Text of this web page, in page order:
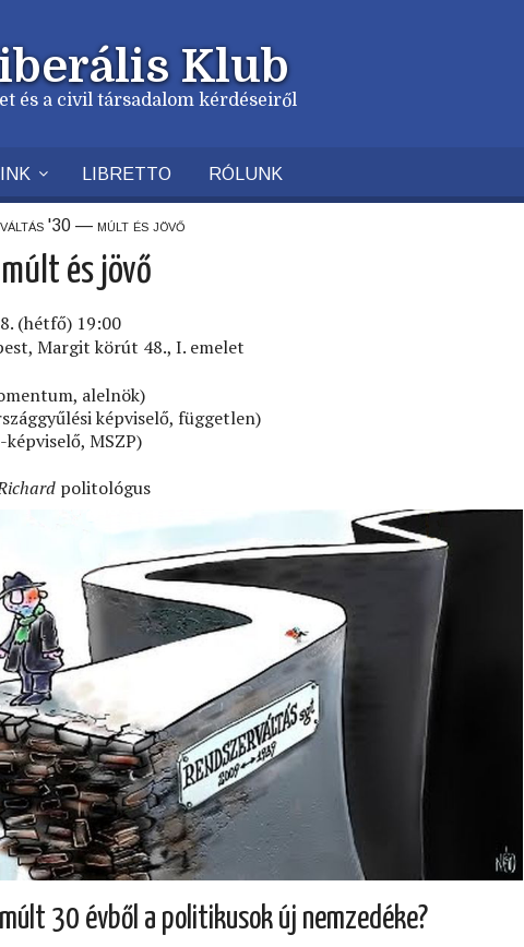
Klub
és a civil társadalom kérdéseiről
LIBRETTO RÓLUNK
'30 — múlt és jövő
és jövő
(hétfő) 19:00
Margit körút 48., I. emelet
alelnök)
képviselő, független)
képviselő, MSZP)
politológus
30 évből a politikusok új nemzedéke?